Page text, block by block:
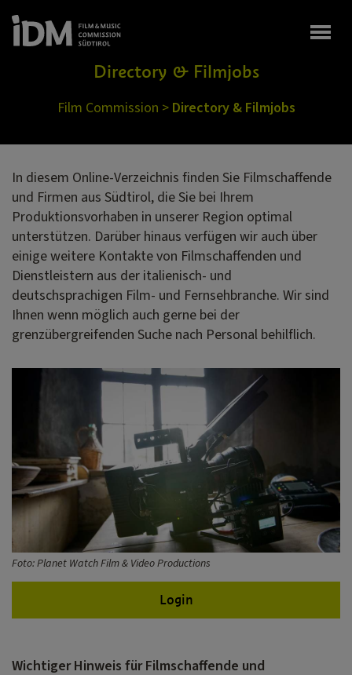
Directory & Filmjobs
Film Commission > Directory & Filmjobs
In diesem Online-Verzeichnis finden Sie Filmschaffende
und Firmen aus Südtirol, die Sie bei Ihrem
Produktionsvorhaben in unserer Region optimal
unterstützen. Darüber hinaus verfügen wir auch über
einige weitere Kontakte von Film­schaffenden und
Dienstleistern aus der italienisch- und
deutschsprachigen Film- und Fernsehbranche. Wir sind
Ihnen wenn möglich auch gerne bei der
grenzübergreifenden Suche nach Personal behilflich.
Foto: Planet Watch Film & Video Productions
Login
Wichtiger Hinweis für Filmschaffende und